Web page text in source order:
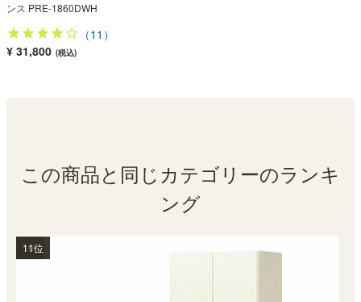
ンス PRE-1860DWH
（11）
¥ 31,800 (税込)
この商品と同じカテゴリーのランキ
ング
1位
2位
3位
4位
5位
6位
7位
9位
10位
11位